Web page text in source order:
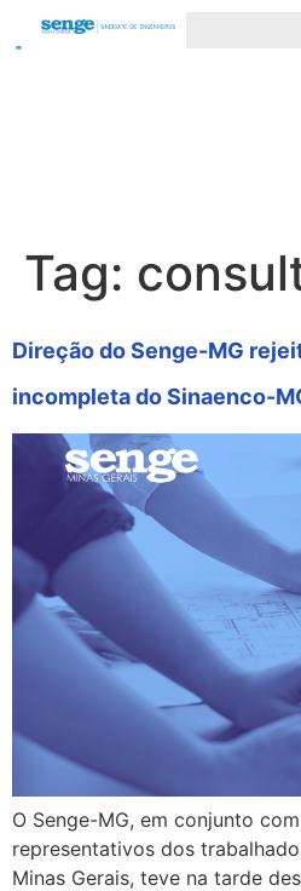
Tag:
Direção do Senge-MG
incompleta do Sinaenco-
O Senge-MG, em conjunto
representativos dos
Minas Gerais, teve na tarde